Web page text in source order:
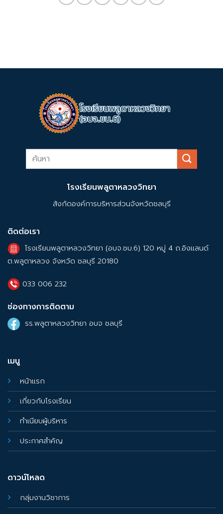
โรงเรียนพลูตาหลวงวิทยา
สังกัดองค์การบริหารส่วนจังหวัดชลบุรี
เมนู
หน้าแรก
เกี่ยวกับโรงเรียน
ทำเนียบผู้บริหาร
ประกาศสำคัญ
ดาวน์โหลด
กลุ่มงานวิชาการ
ติดต่อเรา
โรงเรียนพลูตาหลวงวิทยา (อบจ.ชบ.6) 120 หมู่ 4 ถ.อิงแลนด์
ต.พลูตาหลวง จังหวัด ชลบุรี 20180
033 006 232
ช่องทางการติดตาม
รร.พลูตาหลวงวิทยา อบจ ชลบุรี